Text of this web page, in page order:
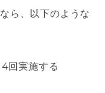
ら、以下のような
回実施する